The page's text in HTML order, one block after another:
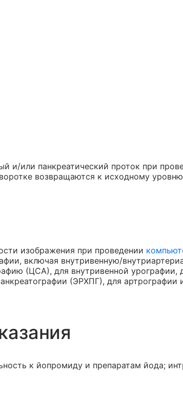
и/или панкреатический проток при
возвращаются к исходному
изображения при проведении
включая внутривенную/
(ЦСА), для внутривенной урографии,
(ЭРХПГ), для артрографии
к йопромиду и препаратам йода;